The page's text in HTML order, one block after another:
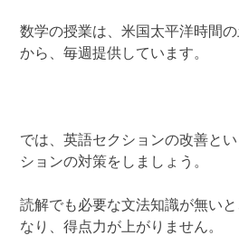
数学の授業は、米国太平洋時間
から、毎週提供しています。
では、英語セクションの改善と
ションの対策をしましょう。
読解でも必要な文法知識が無い
なり、得点力が上がりません。